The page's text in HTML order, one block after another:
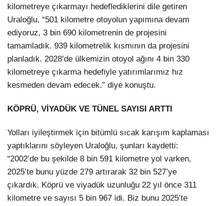
kilometreye çıkarmayı hedeflediklerini dile getiren
Uraloğlu, “501 kilometre otoyolun yapımına devam
ediyoruz, 3 bin 690 kilometrenin de projesini
tamamladık. 939 kilometrelik kısmının da projesini
planladık. 2028’de ülkemizin otoyol ağını 4 bin 330
kilometreye çıkarma hedefiyle yatırımlarımız hız
kesmeden devam edecek.” diye konuştu.
KÖPRÜ, VİYADÜK VE TÜNEL SAYISI ARTTI
Yolları iyileştirmek için bitümlü sıcak karışım kaplaması
yaptıklarını söyleyen Uraloğlu, şunları kaydetti:
“2002’de bu şekilde 8 bin 591 kilometre yol varken,
2025’te bunu yüzde 279 artırarak 32 bin 527’ye
çıkardık. Köprü ve viyadük uzunluğu 22 yıl önce 311
kilometre ve sayısı 5 bin 967 idi. Biz bunu 2025’te